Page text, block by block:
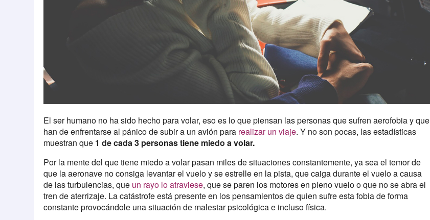
El ser humano no ha sido hecho para volar, eso es lo que piensan las personas que sufren aerofobia y que
han de enfrentarse al pánico de subir a un avión para realizar un viaje. Y no son pocas, las estadísticas
muestran que 1 de cada 3 personas tiene miedo a volar.
Por la mente del que tiene miedo a volar pasan miles de situaciones constantemente, ya sea el temor de
que la aeronave no consiga levantar el vuelo y se estrelle en la pista, que caiga durante el vuelo a causa
de las turbulencias, que un rayo lo atraviese, que se paren los motores en pleno vuelo o que no se abra el
tren de aterrizaje. La catástrofe está presente en los pensamientos de quien sufre esta fobia de forma
constante provocándole una situación de malestar psicológica e incluso física.